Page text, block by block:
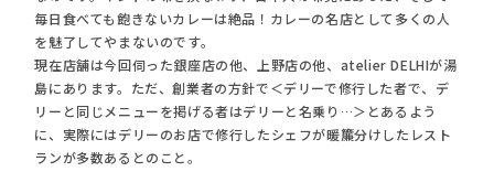
毎日食べても飽きないカレーは絶品！カレーの名店として多くの人
を魅了してやまないのです。
現在店舗は今回伺った銀座店の他、上野店の他、atelier DELHIが湯
島にあります。ただ、創業者の方針で＜デリーで修行した者で、デ
リーと同じメニューを掲げる者はデリーと名乗り…＞とあるよう
に、実際にはデリーのお店で修行したシェフが暖簾分けしたレスト
ランが多数あるとのこと。